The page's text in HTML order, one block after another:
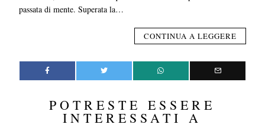
passata di mente. Superata la…
CONTINUA A LEGGERE
POTRESTE ESSERE
INTERESSATI A